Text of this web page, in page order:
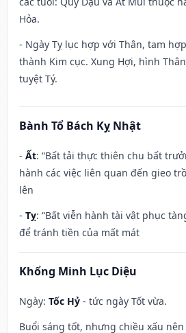
Hỏa.
- Ngày Tỵ lục hợp với Thân, tam
thành Kim cục. Xung Hợi, hình
tuyệt Tý.
Bành Tổ Bách Kỵ Nhật
- Ất: “Bất tải thực thiên chu bất
hành các việc liên quan đến gieo
lên
- Tỵ: “Bất viễn hành tài vật phục
để tránh tiền của mất mát
Khổng Minh Lục Diệu
Ngày: Tốc Hỷ - tức ngày Tốt vừa.
Buổi sáng tốt, nhưng chiều xấu